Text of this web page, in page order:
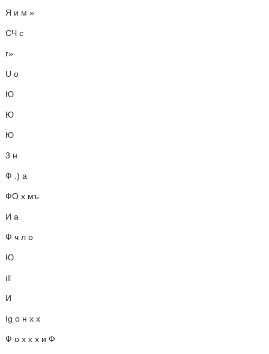
Я и м »
СЧ с
r»
U о
Ю
Ю
Ю
3 н
Ф .) а
ФО х мъ
И а
Ф ч л о
Ю
ill
И
Ig о н х х
Ф о х х х и Ф